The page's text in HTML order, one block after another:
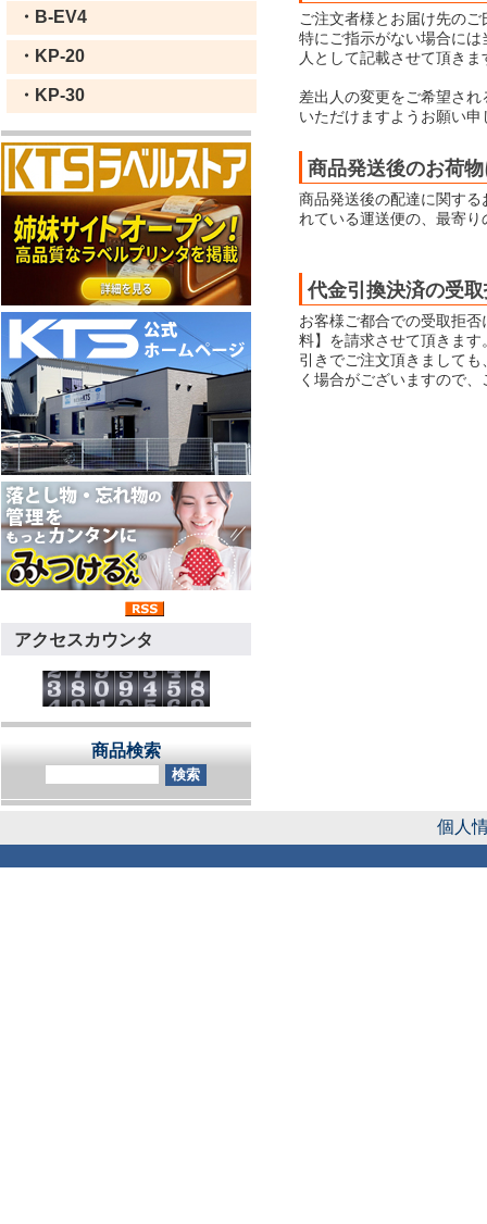
・B-EV4
・KP-20
・KP-30
アクセスカウンタ
商品検索
ご注文者様とお届け先の
特にご指示がない場合に
人として記載させて頂きま
差出人の変更をご希望さ
いただけますようお願い申
商品発送後のお荷
商品発送後の配達に関す
れている運送便の、最寄
代金引換決済の受
お客様ご都合での受取拒
料】を請求させて頂きま
引きでご注文頂きまして
く場合がございますので
個人